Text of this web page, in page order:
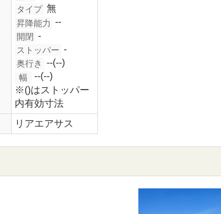
タイプ 無
昇降能力 --
開閉 -
ストッパー -
奥行き --(--)
幅
--(--)
※()はストッパー
内有効寸法
リアエアサス